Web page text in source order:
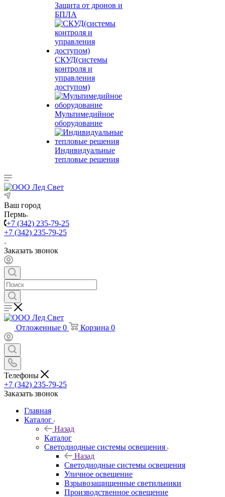
Защита от дронов и
БПЛА
СКУД(системы
контроля и
управления
доступом)
Мультимедийное
оборудование
Индивидуальные
тепловые решения
Ваш город
Пермь
+7 (342) 235-79-25
+7 (342) 235-79-25
Заказать звонок
Отложенные 0 Корзина 0
Телефоны
+7 (342) 235-79-25
Заказать звонок
Главная
Каталог
Назад
Каталог
Светодиодные системы освещения
Назад
Светодиодные системы освещения
Уличное освещение
Взрывозащищенные светильники
Производственное освещение